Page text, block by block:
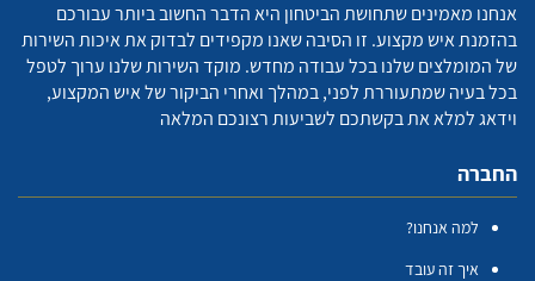
אנחנו מאמינים שתחושת הביטחון היא הדבר החשוב ביותר עבורכם
בהזמנת איש מקצוע. זו הסיבה שאנו מקפידים לבדוק את איכות השירות
של המומלצים שלנו בכל עבודה מחדש. מוקד השירות שלנו ערוך לטפל
בכל בעיה שמתעוררת לפני, במהלך ואחרי הביקור של איש המקצוע,
וידאג למלא את בקשתכם לשביעות רצונכם המלאה
החברה
למה אנחנו?
איך זה עובד